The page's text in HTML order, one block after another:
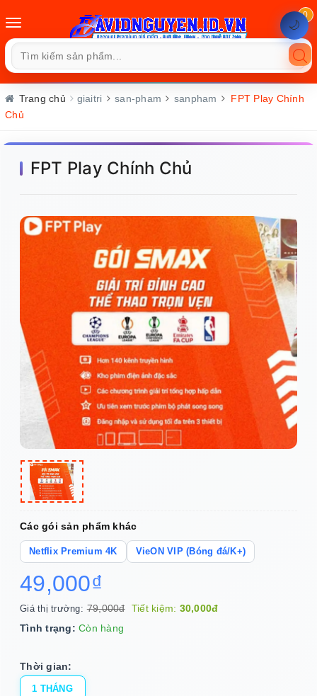
🌙
Toggle
navigation
0
Trang chủ giaitri san-pham sanpham
FPT Play Chính
Chủ
FPT Play Chính Chủ
Các gói sản phẩm khác
Netflix Premium 4K VieON VIP (Bóng đá/K+)
49,000₫
Giá thị trường: 79,000đ Tiết kiệm: 30,000đ
Tình trạng: Còn hàng
Thời gian:
1 THÁNG